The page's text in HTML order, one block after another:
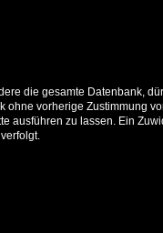
die gesamte Datenbank,
ohne vorherige Zustimmung
ausführen zu lassen. Ein